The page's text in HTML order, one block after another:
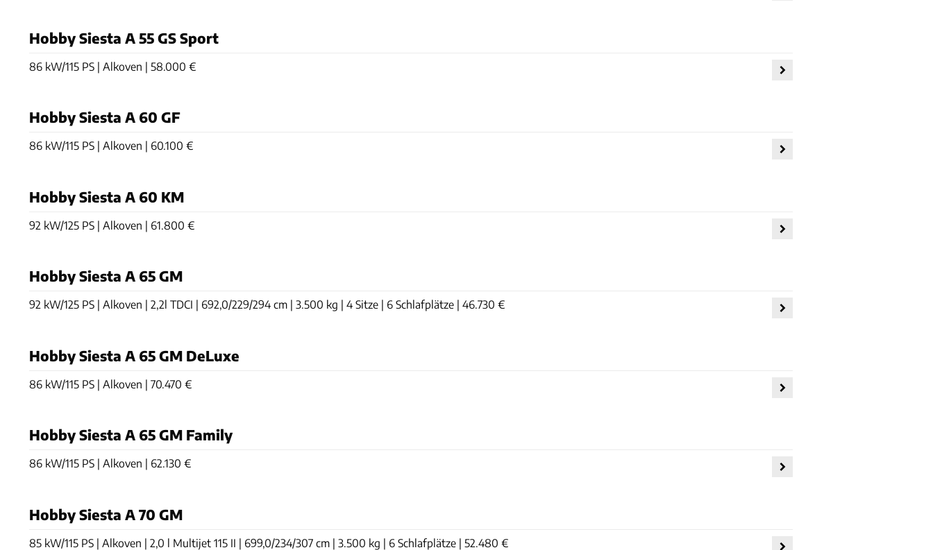
Hobby Siesta A 55 GS Sport
86 kW/115 PS | Alkoven | 58.000 €
Hobby Siesta A 60 GF
86 kW/115 PS | Alkoven | 60.100 €
Hobby Siesta A 60 KM
92 kW/125 PS | Alkoven | 61.800 €
Hobby Siesta A 65 GM
92 kW/125 PS | Alkoven | 2,2l TDCI | 692,0/229/294 cm | 3.500 kg | 4 Sitze | 6 Schlafplätze | 46.730 €
Hobby Siesta A 65 GM DeLuxe
86 kW/115 PS | Alkoven | 70.470 €
Hobby Siesta A 65 GM Family
86 kW/115 PS | Alkoven | 62.130 €
Hobby Siesta A 70 GM
85 kW/115 PS | Alkoven | 2,0 l Multijet 115 II | 699,0/234/307 cm | 3.500 kg | 6 Schlafplätze | 52.480 €